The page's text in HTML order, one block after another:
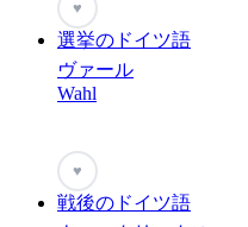
♥
選挙のドイツ語
ヴァール
Wahl
♥
戦後のドイツ語